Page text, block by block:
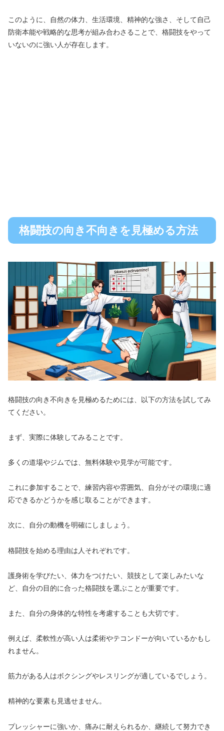
このように、自然の体力、生活環境、精神的な強さ、そして自己
防衛本能や戦略的な思考が組み合わさることで、格闘技をやって
いないのに強い人が存在します。
格闘技の向き不向きを見極める方法
格闘技の向き不向きを見極めるためには、以下の方法を試してみ
てください。
まず、実際に体験してみることです。
多くの道場やジムでは、無料体験や見学が可能です。
これに参加することで、練習内容や雰囲気、自分がその環境に適
応できるかどうかを感じ取ることができます。
次に、自分の動機を明確にしましょう。
格闘技を始める理由は人それぞれです。
護身術を学びたい、体力をつけたい、競技として楽しみたいな
ど、自分の目的に合った格闘技を選ぶことが重要です。
また、自分の身体的な特性を考慮することも大切です。
例えば、柔軟性が高い人は柔術やテコンドーが向いているかもし
れません。
筋力がある人はボクシングやレスリングが適しているでしょう。
精神的な要素も見逃せません。
プレッシャーに強いか、痛みに耐えられるか、継続して努力でき